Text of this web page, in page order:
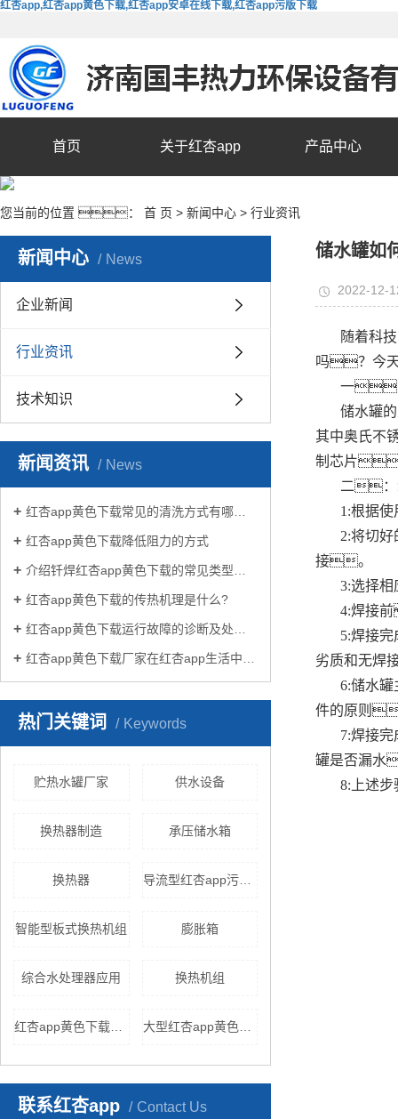
红杏app,红杏app黄色下载,红杏app安卓在线下载,红杏app污版下载
首页 关于红杏app 产品中心
您当前的位置 ： 首 页 > 新闻中心 > 行业资讯
新闻中心 News
企业新闻
行业资讯
技术知识
新闻资讯 News
红杏app黄色下载常见的清洗方式有哪些？
红杏app黄色下载降低阻力的方式
介绍钎焊红杏app黄色下载的常见类型有哪些
红杏app黄色下载的传热机理是什么?
红杏app黄色下载运行故障的诊断及处理方法
红杏app黄色下载厂家在红杏app生活中有哪些作用？
热门关键词 Keywords
贮热水罐厂家 供水设备
换热器制造 承压储水箱
换热器 导流型红杏app污版下载
智能型板式换热机组 膨胀箱
综合水处理器应用 换热机组
联系红杏app Contact Us
储水罐如
2022-12-
随着科
吗？今
一
储水罐
其中奥氏
制芯片
二：
1:根据
2:将切
接。
3:选择
4:焊接
5:焊接
劣质和无
6:储水
件的原则
7:焊接
罐是否漏
8:上述